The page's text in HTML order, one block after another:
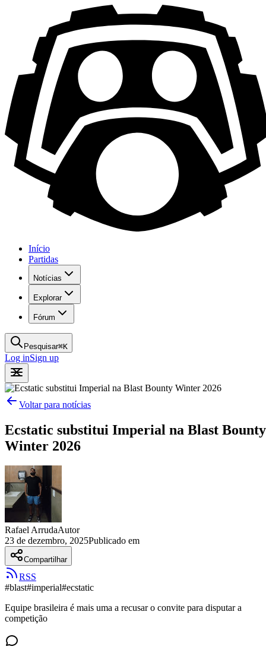
Início
Partidas
Notícias
Explorar
Fórum
Pesquisar⌘K
Log inSign up
Voltar para notícias
Ecstatic substitui Imperial na Blast Bounty
Winter 2026
Rafael ArrudaAutor
23 de dezembro, 2025Publicado em
Compartilhar
RSS
#blast#imperial#ecstatic
Equipe brasileira é mais uma a recusar o convite para disputar a
competição